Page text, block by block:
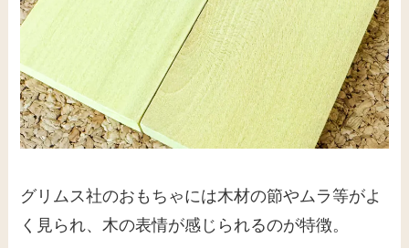
グリムス社のおもちゃには木材の節やムラ等がよ
く見られ、木の表情が感じられるのが特徴。